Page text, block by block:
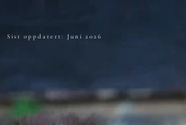
Sist oppdatert: Juni 2026